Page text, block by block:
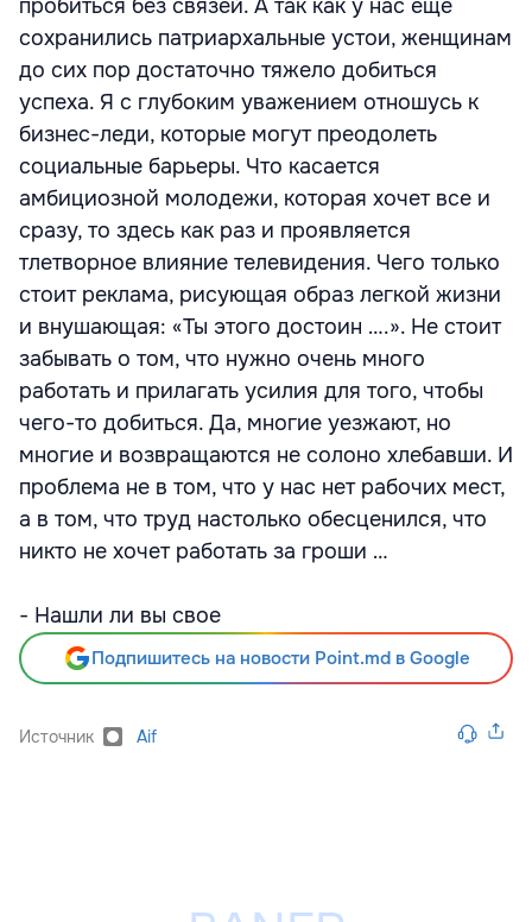
пробиться без связей. А так как у нас еще
сохранились патриархальные устои, женщинам
до сих пор достаточно тяжело добиться
успеха. Я с глубоким уважением отношусь к
бизнес-леди, которые могут преодолеть
социальные барьеры. Что касается
амбициозной молодежи, которая хочет все и
сразу, то здесь как раз и проявляется
тлетворное влияние телевидения. Чего только
стоит реклама, рисующая образ легкой жизни
и внушающая: «Ты этого достоин ….». Не стоит
забывать о том, что нужно очень много
работать и прилагать усилия для того, чтобы
чего-то добиться. Да, многие уезжают, но
многие и возвращаются не солоно хлебавши. И
проблема не в том, что у нас нет рабочих мест,
а в том, что труд настолько обесценился, что
никто не хочет работать за гроши …
- Нашли ли вы свое
Подпишитесь на новости Point.md в Google
Источник Aif